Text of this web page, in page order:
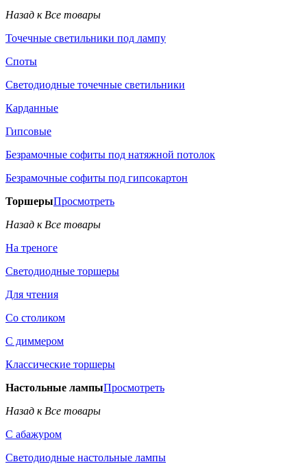
Назад к Все товары
Точечные светильники под лампу
Споты
Светодиодные точечные светильники
Карданные
Гипсовые
Безрамочные софиты под натяжной потолок
Безрамочные софиты под гипсокартон
ТоршерыПросмотреть
Назад к Все товары
На треноге
Светодиодные торшеры
Для чтения
Со столиком
С диммером
Классические торшеры
Настольные лампыПросмотреть
Назад к Все товары
С абажуром
Светодиодные настольные лампы